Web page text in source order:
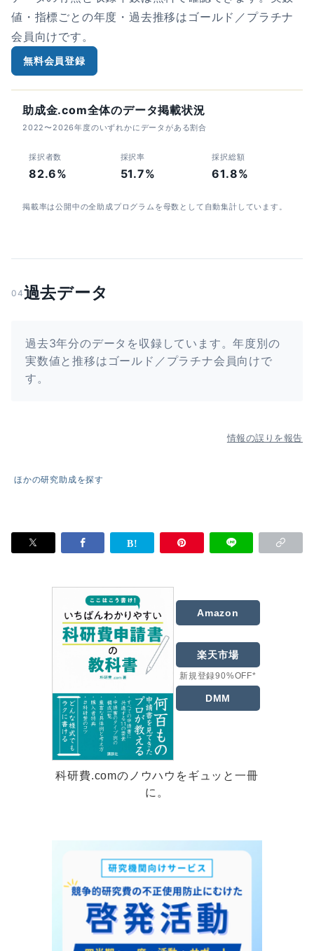
値・指標ごとの年度・過去推移はゴールド／プラチナ
会員向けです。
無料会員登録
助成金.com全体のデータ掲載状況
2022〜2026年度のいずれかにデータがある割合
採択者数
82.6%
採択率
51.7%
採択総額
61.8%
掲載率は公開中の全助成プログラムを母数として自動集計しています。
04過去データ
過去3年分のデータを収録しています。年度別の
実数値と推移はゴールド／プラチナ会員向けで
す。
情報の誤りを報告
ほかの研究助成を探す
Amazon
楽天市場
新規登録90%OFF*
DMM
科研費.comのノウハウをギュッと一冊
に。